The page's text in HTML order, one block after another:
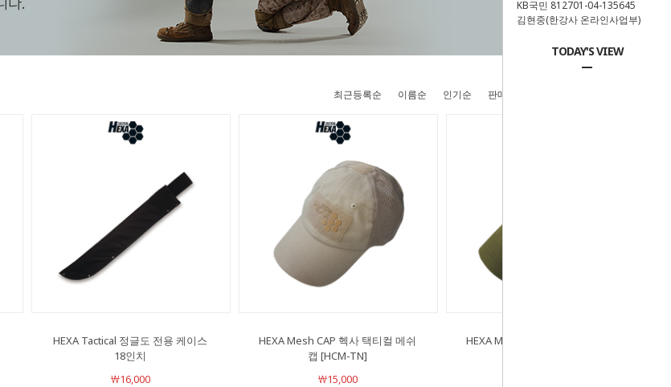
KB국민 812701-04-135645
김현중(한강사 온라인사업부)
TODAY'S VIEW
최근등록순 이름순 인기순 판매순
HEXA Tactical 정글도 전용 케이스
18인치
￦16,000
HEXA Mesh CAP 헥사 택티컬 메쉬
캡 [HCM-TN]
￦15,000
HEXA Mesh CAP 헥사 택티컬 메쉬